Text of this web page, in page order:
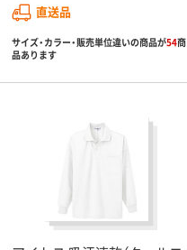
直送品
サイズ・カラー・販売単位違いの商品が54商
品あります